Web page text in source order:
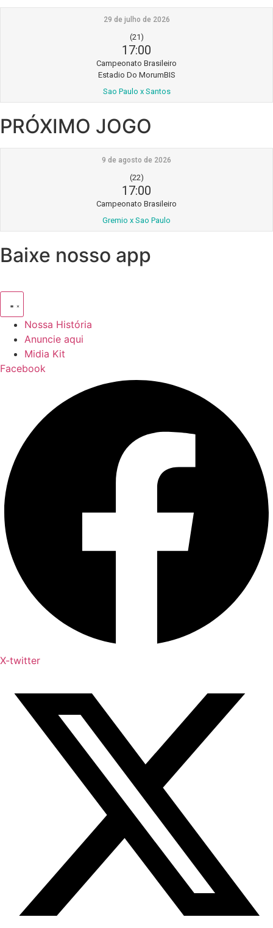
29 de julho de 2026
(21)
17:00
Campeonato Brasileiro
Estadio Do MorumBIS
Sao Paulo x Santos
PRÓXIMO JOGO
9 de agosto de 2026
(22)
17:00
Campeonato Brasileiro
Gremio x Sao Paulo
Baixe nosso app
Nossa História
Anuncie aqui
Midia Kit
Facebook
X-twitter